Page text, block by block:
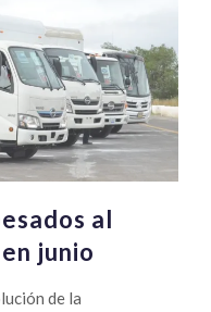
al
junio
de la